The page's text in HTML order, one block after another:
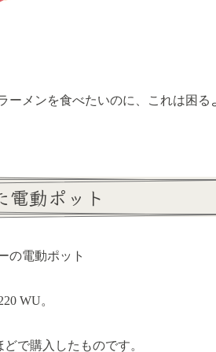
ーメンを食べたいのに、これは困る
電動ポット
WU。
どで購入したものです。